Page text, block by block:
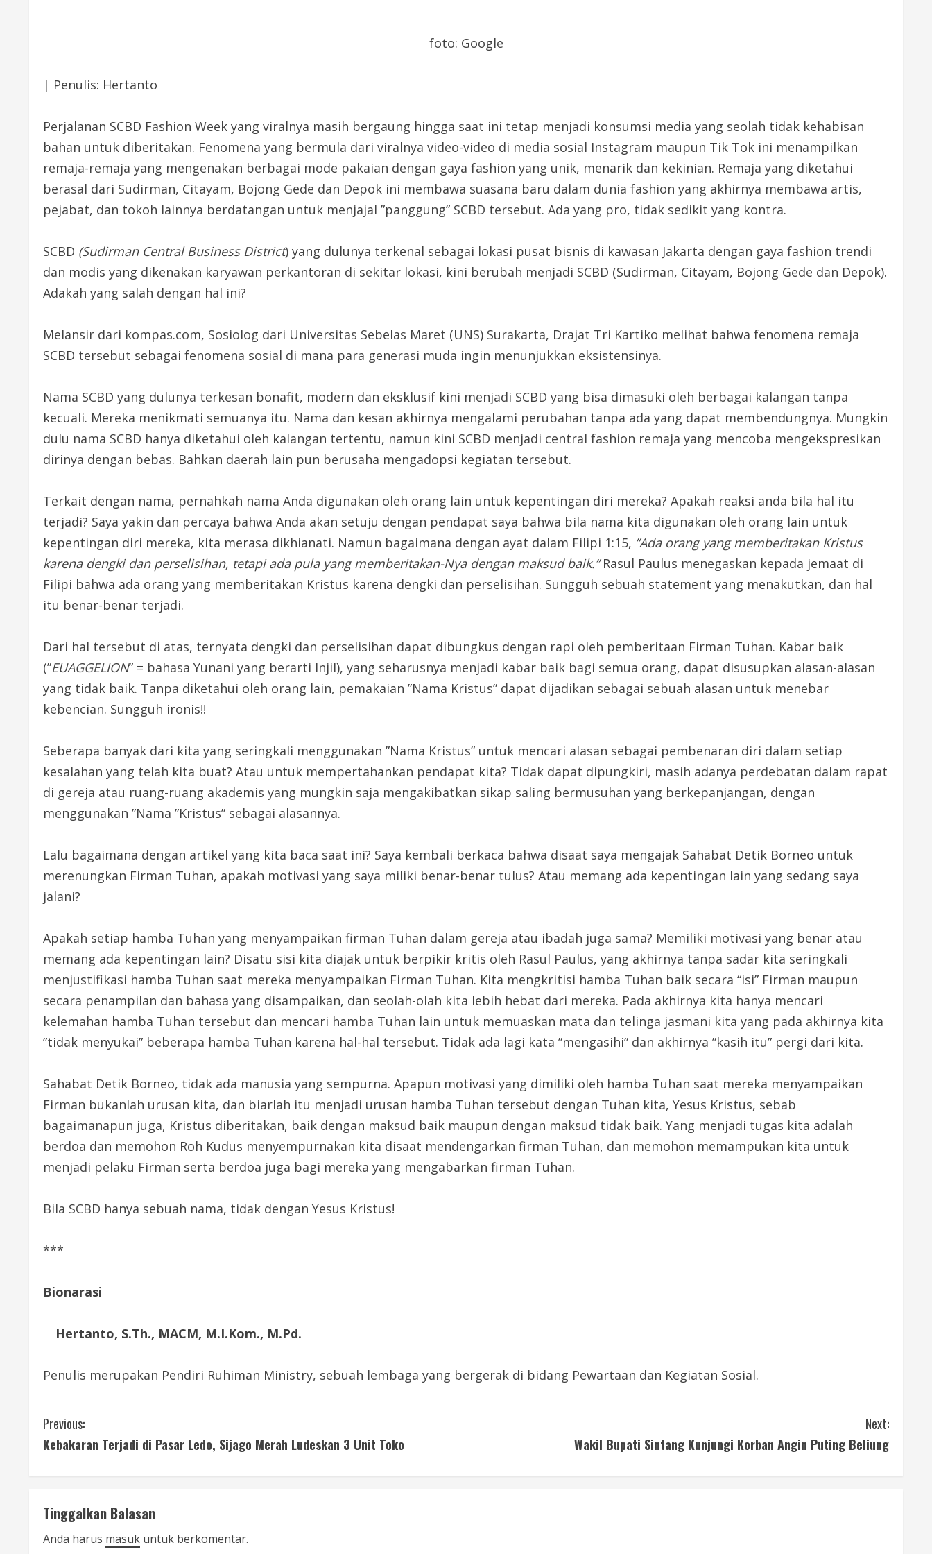
foto: Google
| Penulis: Hertanto
Perjalanan SCBD Fashion Week yang viralnya masih bergaung hingga saat ini tetap menjadi konsumsi media yang seolah tidak kehabisan
bahan untuk diberitakan. Fenomena yang bermula dari viralnya video-video di media sosial Instagram maupun Tik Tok ini menampilkan
remaja-remaja yang mengenakan berbagai mode pakaian dengan gaya fashion yang unik, menarik dan kekinian. Remaja yang diketahui
berasal dari Sudirman, Citayam, Bojong Gede dan Depok ini membawa suasana baru dalam dunia fashion yang akhirnya membawa artis,
pejabat, dan tokoh lainnya berdatangan untuk menjajal ”panggung” SCBD tersebut. Ada yang pro, tidak sedikit yang kontra.
SCBD (Sudirman Central Business District) yang dulunya terkenal sebagai lokasi pusat bisnis di kawasan Jakarta dengan gaya fashion trendi
dan modis yang dikenakan karyawan perkantoran di sekitar lokasi, kini berubah menjadi SCBD (Sudirman, Citayam, Bojong Gede dan Depok).
Adakah yang salah dengan hal ini?
Melansir dari kompas.com, Sosiolog dari Universitas Sebelas Maret (UNS) Surakarta, Drajat Tri Kartiko melihat bahwa fenomena remaja
SCBD tersebut sebagai fenomena sosial di mana para generasi muda ingin menunjukkan eksistensinya.
Nama SCBD yang dulunya terkesan bonafit, modern dan eksklusif kini menjadi SCBD yang bisa dimasuki oleh berbagai kalangan tanpa
kecuali. Mereka menikmati semuanya itu. Nama dan kesan akhirnya mengalami perubahan tanpa ada yang dapat membendungnya. Mungkin
dulu nama SCBD hanya diketahui oleh kalangan tertentu, namun kini SCBD menjadi central fashion remaja yang mencoba mengekspresikan
dirinya dengan bebas. Bahkan daerah lain pun berusaha mengadopsi kegiatan tersebut.
Terkait dengan nama, pernahkah nama Anda digunakan oleh orang lain untuk kepentingan diri mereka? Apakah reaksi anda bila hal itu
terjadi? Saya yakin dan percaya bahwa Anda akan setuju dengan pendapat saya bahwa bila nama kita digunakan oleh orang lain untuk
kepentingan diri mereka, kita merasa dikhianati. Namun bagaimana dengan ayat dalam Filipi 1:15, ”Ada orang yang memberitakan Kristus
karena dengki dan perselisihan, tetapi ada pula yang memberitakan-Nya dengan maksud baik.”Rasul Paulus menegaskan kepada jemaat di
Filipi bahwa ada orang yang memberitakan Kristus karena dengki dan perselisihan. Sungguh sebuah statement yang menakutkan, dan hal
itu benar-benar terjadi.
Dari hal tersebut di atas, ternyata dengki dan perselisihan dapat dibungkus dengan rapi oleh pemberitaan Firman Tuhan. Kabar baik
(”EUAGGELION” = bahasa Yunani yang berarti Injil), yang seharusnya menjadi kabar baik bagi semua orang, dapat disusupkan alasan-alasan
yang tidak baik. Tanpa diketahui oleh orang lain, pemakaian ”Nama Kristus” dapat dijadikan sebagai sebuah alasan untuk menebar
kebencian. Sungguh ironis!!
Seberapa banyak dari kita yang seringkali menggunakan ”Nama Kristus” untuk mencari alasan sebagai pembenaran diri dalam setiap
kesalahan yang telah kita buat? Atau untuk mempertahankan pendapat kita? Tidak dapat dipungkiri, masih adanya perdebatan dalam rapat
di gereja atau ruang-ruang akademis yang mungkin saja mengakibatkan sikap saling bermusuhan yang berkepanjangan, dengan
menggunakan ”Nama ”Kristus” sebagai alasannya.
Lalu bagaimana dengan artikel yang kita baca saat ini? Saya kembali berkaca bahwa disaat saya mengajak Sahabat Detik Borneo untuk
merenungkan Firman Tuhan, apakah motivasi yang saya miliki benar-benar tulus? Atau memang ada kepentingan lain yang sedang saya
jalani?
Apakah setiap hamba Tuhan yang menyampaikan firman Tuhan dalam gereja atau ibadah juga sama? Memiliki motivasi yang benar atau
memang ada kepentingan lain? Disatu sisi kita diajak untuk berpikir kritis oleh Rasul Paulus, yang akhirnya tanpa sadar kita seringkali
menjustifikasi hamba Tuhan saat mereka menyampaikan Firman Tuhan. Kita mengkritisi hamba Tuhan baik secara “isi” Firman maupun
secara penampilan dan bahasa yang disampaikan, dan seolah-olah kita lebih hebat dari mereka. Pada akhirnya kita hanya mencari
kelemahan hamba Tuhan tersebut dan mencari hamba Tuhan lain untuk memuaskan mata dan telinga jasmani kita yang pada akhirnya kita
”tidak menyukai” beberapa hamba Tuhan karena hal-hal tersebut. Tidak ada lagi kata ”mengasihi” dan akhirnya ”kasih itu” pergi dari kita.
Sahabat Detik Borneo, tidak ada manusia yang sempurna. Apapun motivasi yang dimiliki oleh hamba Tuhan saat mereka menyampaikan
Firman bukanlah urusan kita, dan biarlah itu menjadi urusan hamba Tuhan tersebut dengan Tuhan kita, Yesus Kristus, sebab
bagaimanapun juga, Kristus diberitakan, baik dengan maksud baik maupun dengan maksud tidak baik. Yang menjadi tugas kita adalah
berdoa dan memohon Roh Kudus menyempurnakan kita disaat mendengarkan firman Tuhan, dan memohon memampukan kita untuk
menjadi pelaku Firman serta berdoa juga bagi mereka yang mengabarkan firman Tuhan.
Bila SCBD hanya sebuah nama, tidak dengan Yesus Kristus!
***
Bionarasi
Hertanto, S.Th., MACM, M.I.Kom., M.Pd.
Penulis merupakan Pendiri Ruhiman Ministry, sebuah lembaga yang bergerak di bidang Pewartaan dan Kegiatan Sosial.
C
o
n
t
i
Previous:
Kebakaran Terjadi di Pasar Ledo, Sijago Merah Ludeskan 3 Unit Toko
Next:
Wakil Bupati Sintang Kunjungi Korban Angin Puting Beliung
Tinggalkan Balasan
Anda harus masuk untuk berkomentar.